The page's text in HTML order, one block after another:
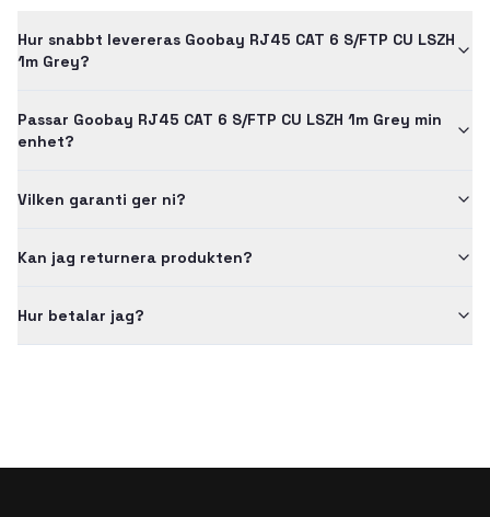
Hur snabbt levereras Goobay RJ45 CAT 6 S/FTP CU LSZH
1m Grey?
Passar Goobay RJ45 CAT 6 S/FTP CU LSZH 1m Grey min
enhet?
Vilken garanti ger ni?
Kan jag returnera produkten?
Hur betalar jag?